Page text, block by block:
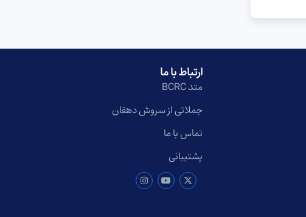
ارتباط با ما
متد BCRC
جملاتی از سروش دهقان
تماس با ما
پشتیبانی